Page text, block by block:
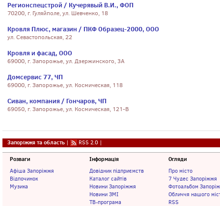
Регионспецстрой / Кучерявый В.И., ФОП
70200, г. Гуляйполе, ул. Шевченко, 18
Кровля Плюс, магазин / ПКФ Образец-2000, ООО
ул. Севастопольская, 22
Кровля и фасад, ООО
69000, г. Запорожье, ул. Дзержинского, 3А
Домсервис 77, ЧП
69000, г. Запорожье, ул. Космическая, 118
Сиван, компания / Гончаров, ЧП
69050, г. Запорожье, ул. Космическая, 121-В
Запоріжжя та область | RSS 2.0 |
Розваги
Афіша Запоріжжя
Відпочинок
Музика
Інформація
Довідник підприємств
Каталог сайтів
Новини Запоріжжя
Новини ЗМІ
ТВ-програма
Огляди
Про місто
7 Чудес Запоріжжя
Фотоальбом
Обличчя нашого
RSS